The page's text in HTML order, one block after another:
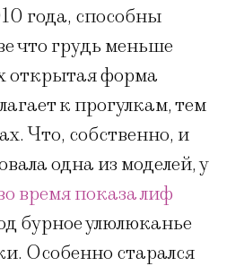
года, способны
что грудь меньше
открытая форма
к прогулкам, тем
Что, собственно, и
одна из моделей, у
время показа лиф
бурное улюлюканье
Особенно старался